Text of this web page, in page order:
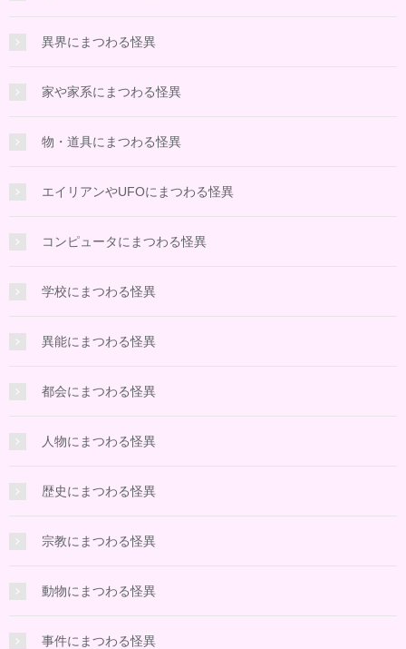
異界にまつわる怪異
家や家系にまつわる怪異
物・道具にまつわる怪異
エイリアンやUFOにまつわる怪異
コンピュータにまつわる怪異
学校にまつわる怪異
異能にまつわる怪異
都会にまつわる怪異
人物にまつわる怪異
歴史にまつわる怪異
宗教にまつわる怪異
動物にまつわる怪異
事件にまつわる怪異